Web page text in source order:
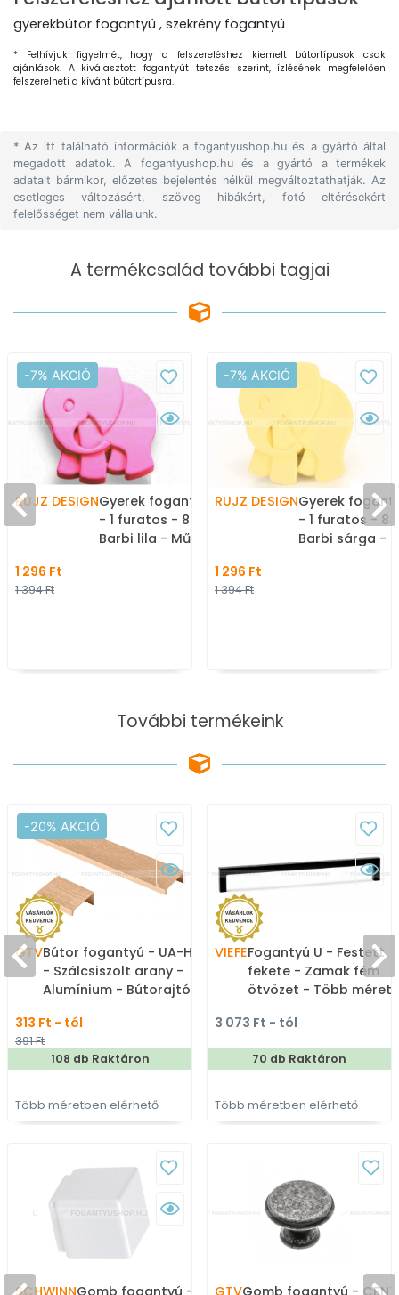
gyerekbútor fogantyú , szekrény fogantyú
* Felhívjuk figyelmét, hogy a felszereléshez kiemelt bútortípusok csak
ajánlások. A kiválasztott fogantyút tetszés szerint, ízlésének megfelelően
felszerelheti a kívánt bútortípusra.
* Az itt található információk a fogantyushop.hu és a gyártó által
megadott adatok. A fogantyushop.hu és a gyártó a termékek
adatait bármikor, előzetes bejelentés nélkül megváltoztathatják. Az
esetleges változásért, szöveg hibákért, fotó eltérésekért
felelősséget nem vállalunk.
A termékcsalád további tagjai
-7% AKCIÓ
RUJZ DESIGNGyerek fogantyú elefánt
- 1 furatos - 846.25 -
Barbi lila - Műanyag -
gyerekbútor fogantyú
1 296 Ft
1 394 Ft
-7% AKCIÓ
RUJZ DESIGNGyerek
- 1 furatos -
Barbi sárga -
1 296 Ft
1 394 Ft
További termékeink
-20% AKCIÓ
GTVBútor fogantyú - UA-HEXI
- Szálcsiszolt arany -
Alumínium - Bútorajtó
fém fogantyú
313 Ft - tól
391 Ft
108 db Raktáron
Több méretben elérhető
VIEFEFogantyú U - Festett
fekete - Zamak fém
ötvözet - Több
bútorfogantyú
3 073 Ft - tól
70 db Raktáron
Több méretben elérhető
SCHWINNGomb fogantyú - 1
GTVGomb fogantyú -